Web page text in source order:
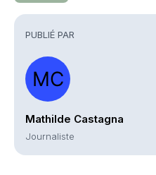
PUBLIÉ PAR
Mathilde Castagna
Journaliste